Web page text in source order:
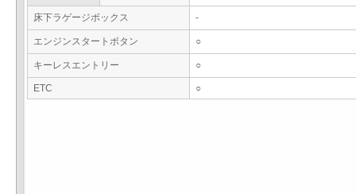
床下ラゲージボックス -
エンジンスタートボタン ○
キーレスエントリー ○
ETC ○